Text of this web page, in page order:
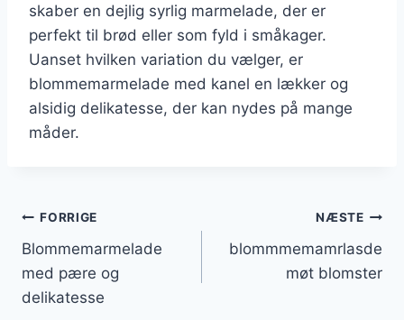
skaber en dejlig syrlig marmelade, der er
perfekt til brød eller som fyld i småkager.
Uanset hvilken variation du vælger, er
blommemarmelade med kanel en lækker og
alsidig delikatesse, der kan nydes på mange
måder.
Indlægsnavigation
FORRIGE
Blommemarmelade
med pære og
delikatesse
NÆSTE
blommmemamrlasde
møt blomster